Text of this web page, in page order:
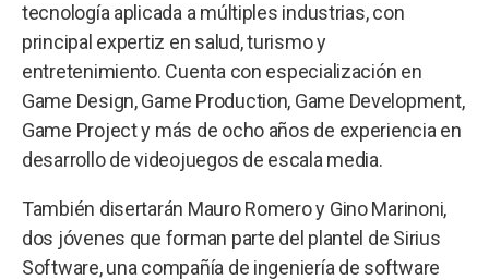
tecnología aplicada a múltiples industrias, con
principal expertiz en salud, turismo y
entretenimiento. Cuenta con especialización en
Game Design, Game Production, Game Development,
Game Project y más de ocho años de experiencia en
desarrollo de videojuegos de escala media.
También disertarán Mauro Romero y Gino Marinoni,
dos jóvenes que forman parte del plantel de Sirius
Software, una compañía de ingeniería de software